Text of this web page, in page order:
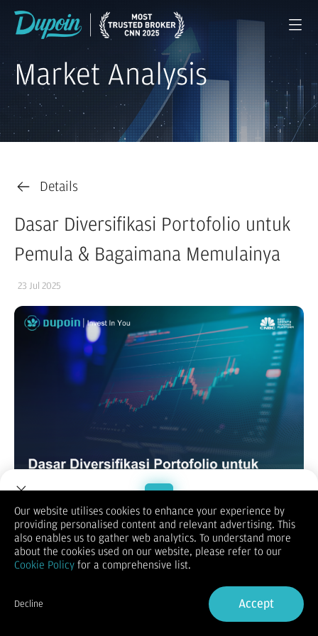
Market Analysis
Details
Dasar Diversifikasi Portofolio untuk
Pemula & Bagaimana Memulainya
23 Jul 2025
Bagi banyak pemula, investasi atau trading seringkali terlihat
berfokus hanya dengan satu aset, beli saat murah, jual saat
mahal. Namun, kenyataannya jauh lebih kompleks. Salah satu
prinsip paling mendasar yang bisa membantu Anda bertahan
dalam jangka panjang adalah diversifikasi portofolio.
portofolio, mengapa penting bagi investor pemula, jenis-jenis
aset yang bisa digunakan untuk diversifikasi, serta panduan
langkah demi langkah untuk memulainya dengan bijak.
Welcome to Dupoin.
Trade with a Trusted Broker
Sign in
Our website utilises cookies to enhance your experience by
providing personalised content and relevant advertising. This
also enables us to gather web analytics. To understand more
about the cookies used on our website, please refer to our
Cookie Policy for a comprehensive list.
Decline Accept